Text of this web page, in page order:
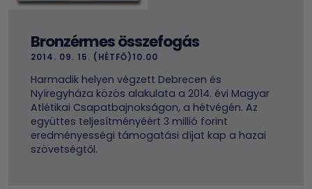
Bronzérmes összefogás
2014. 09. 15. (HÉTFŐ)10.00
Harmadik helyen végzett Debrecen és
Nyíregyháza közös alakulata a 2014. évi Magyar
Atlétikai Csapatbajnokságon, a hétvégén. Az
együttes teljesítményéért 3 millió forint
eredményességi támogatási díjat kap a hazai
szövetségtől.